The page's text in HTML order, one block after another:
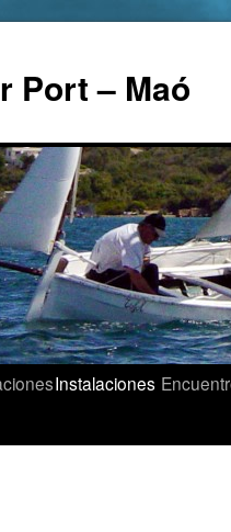
Port – Maó
Instalaciones